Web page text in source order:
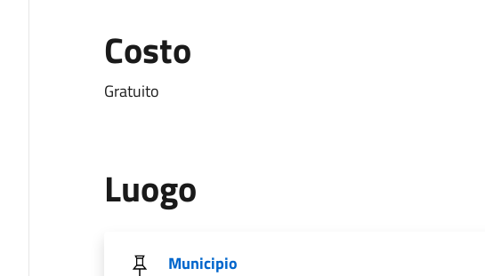
Costo
Gratuito
Luogo
Municipio